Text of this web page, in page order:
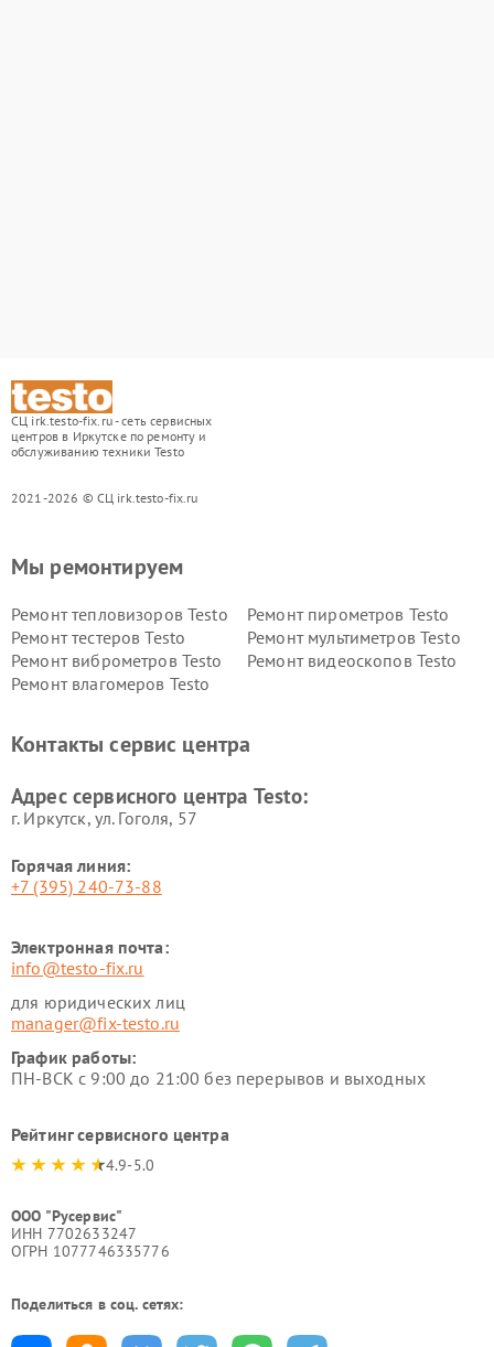
СЦ irk.testo-fix.ru - сеть сервисных
центров в Иркутске по ремонту и
обслуживанию техники Testo
2021-2026 © СЦ irk.testo-fix.ru
Мы ремонтируем
Ремонт тепловизоров Testo
Ремонт пирометров Testo
Ремонт тестеров Testo
Ремонт мультиметров Testo
Ремонт виброметров Testo
Ремонт видеоскопов Testo
Ремонт влагомеров Testo
Контакты сервис центра
Адрес сервисного центра Testo:
г. Иркутск, ул. ​Гоголя, 57
Горячая линия:
+7 (395) 240-73-88
Электронная почта:
info@testo-fix.ru
для юридических лиц
manager@fix-testo.ru
График работы:
ПН-ВСК с 9:00 до 21:00 без перерывов и выходных
Рейтинг сервисного центра
4.9-5.0
ООО "Русервис"
ИНН 7702633247
ОГРН 1077746335776
Поделиться в соц. сетях: